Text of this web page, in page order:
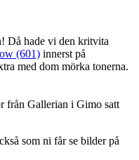
Då hade vi den kritvita
(601) innerst på
med dom mörka tonerna.
från Gallerian i Gimo satt
som ni får se bilder på